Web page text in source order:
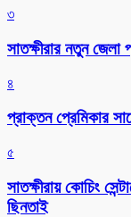
৩
সাতক্ষীরার নতুন
৪
প্রাক্তন প্রেমিকার
৫
সাতক্ষীরায় কোচিং
ছিনতাই